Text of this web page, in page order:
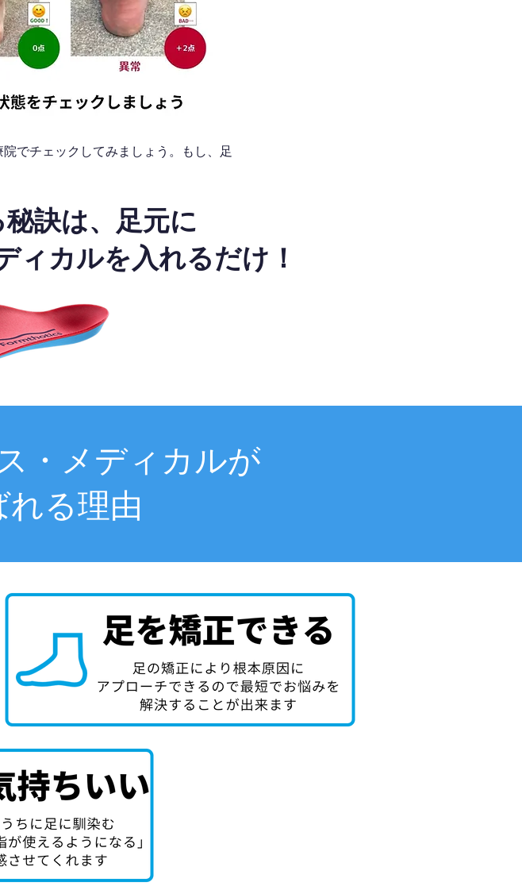
でチェックしてみましょう。もし、足
訣は、足元に
ィカルを入れるだけ！
・メディカルが
る理由